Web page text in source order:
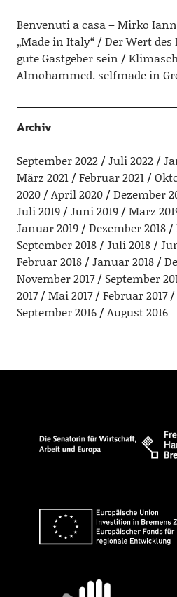
Benvenuti a casa – Mirko
„Made in Italy“
Der Wert des
gute Gastgeber sein
Almohammed. selfmade in
Archiv
September 2022 Juli 2022
März 2021
Februar 2021
2020
April 2020 Dezember
Juli 2019
Juni 2019 März
Januar 2019
Dezember 2018
September 2018
Juli 2018
Februar 2018
Januar 2018
November 2017
September
2017
Mai 2017 Februar 2017
September 2016
August 2016